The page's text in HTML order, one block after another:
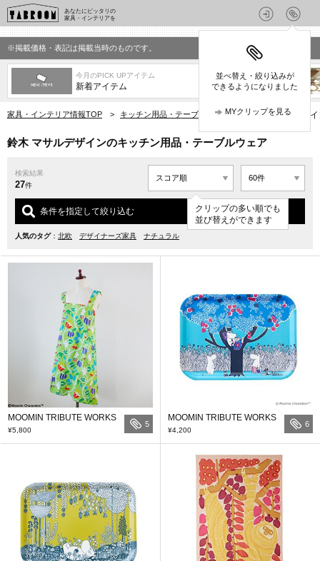
あなたにピッタリの
家具・インテリアを
並べ替え・絞り込みが
できるようになりました
MYクリップを見る
※掲載価格・表記は掲載当時のものです。
今月のPICK UPアイテム
新着アイテム
家具・インテリア情報TOP > キッチン用品・テーブルウェア > 鈴木 マサルデザ
鈴木 マサルデザインのキッチン用品・テーブルウェア
検索結果
27件
クリップの多い順でも
並び替えができます
条件を指定して絞り込む
人気のタグ： 北欧 デザイナーズ家具 ナチュラル
MOOMIN TRIBUTE WORKS
¥5,800
5
MOOMIN TRIBUTE WORKS
¥4,200
6